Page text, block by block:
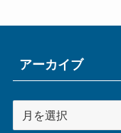
アーカイブ
ー